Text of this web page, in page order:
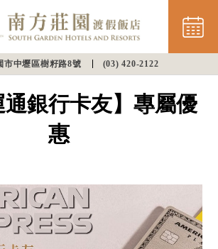
市中壢區樹籽路8號 (03) 420-2122
⌵
通銀行卡友】專屬優
惠